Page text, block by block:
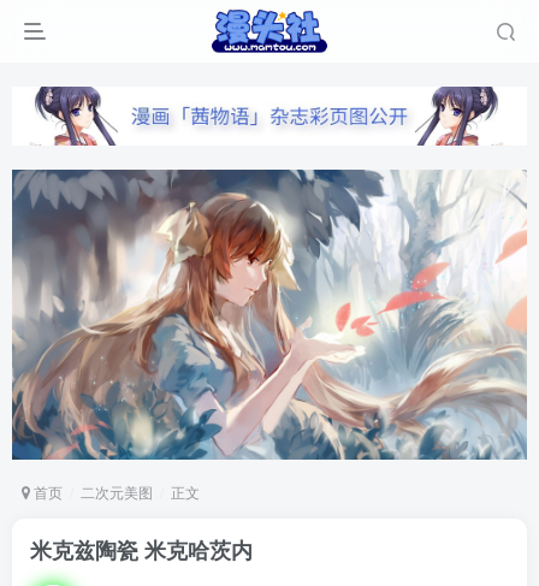
首页 二次元美图 正文
米克兹陶瓷 米克哈茨内